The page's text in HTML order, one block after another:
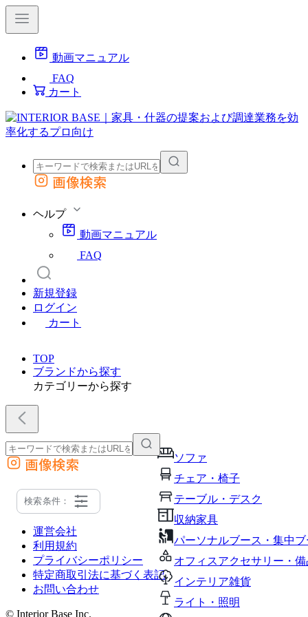
動画マニュアル
FAQ
カート
外部サイトの商品をカートに追加
画像検索
ヘルプ
動画マニュアル
FAQ
新規登録
ログイン
カート
TOP
ブランドから探す
カテゴリーから探す
ソファ
チェア・椅子
テーブル・デスク
収納家具
パーソナルブース・集中
オフィスアクセサリー・備
インテリア雑貨
ライト・照明
外部サイトの商品をカートに追加
他のサイトで見つけた商品ページのURLを貼り付けて、カートに追加できます
画像検索
検索条件：
運営会社
利用規約
プライバシーポリシー
特定商取引法に基づく表記
お問い合わせ
© Interior Base Inc.